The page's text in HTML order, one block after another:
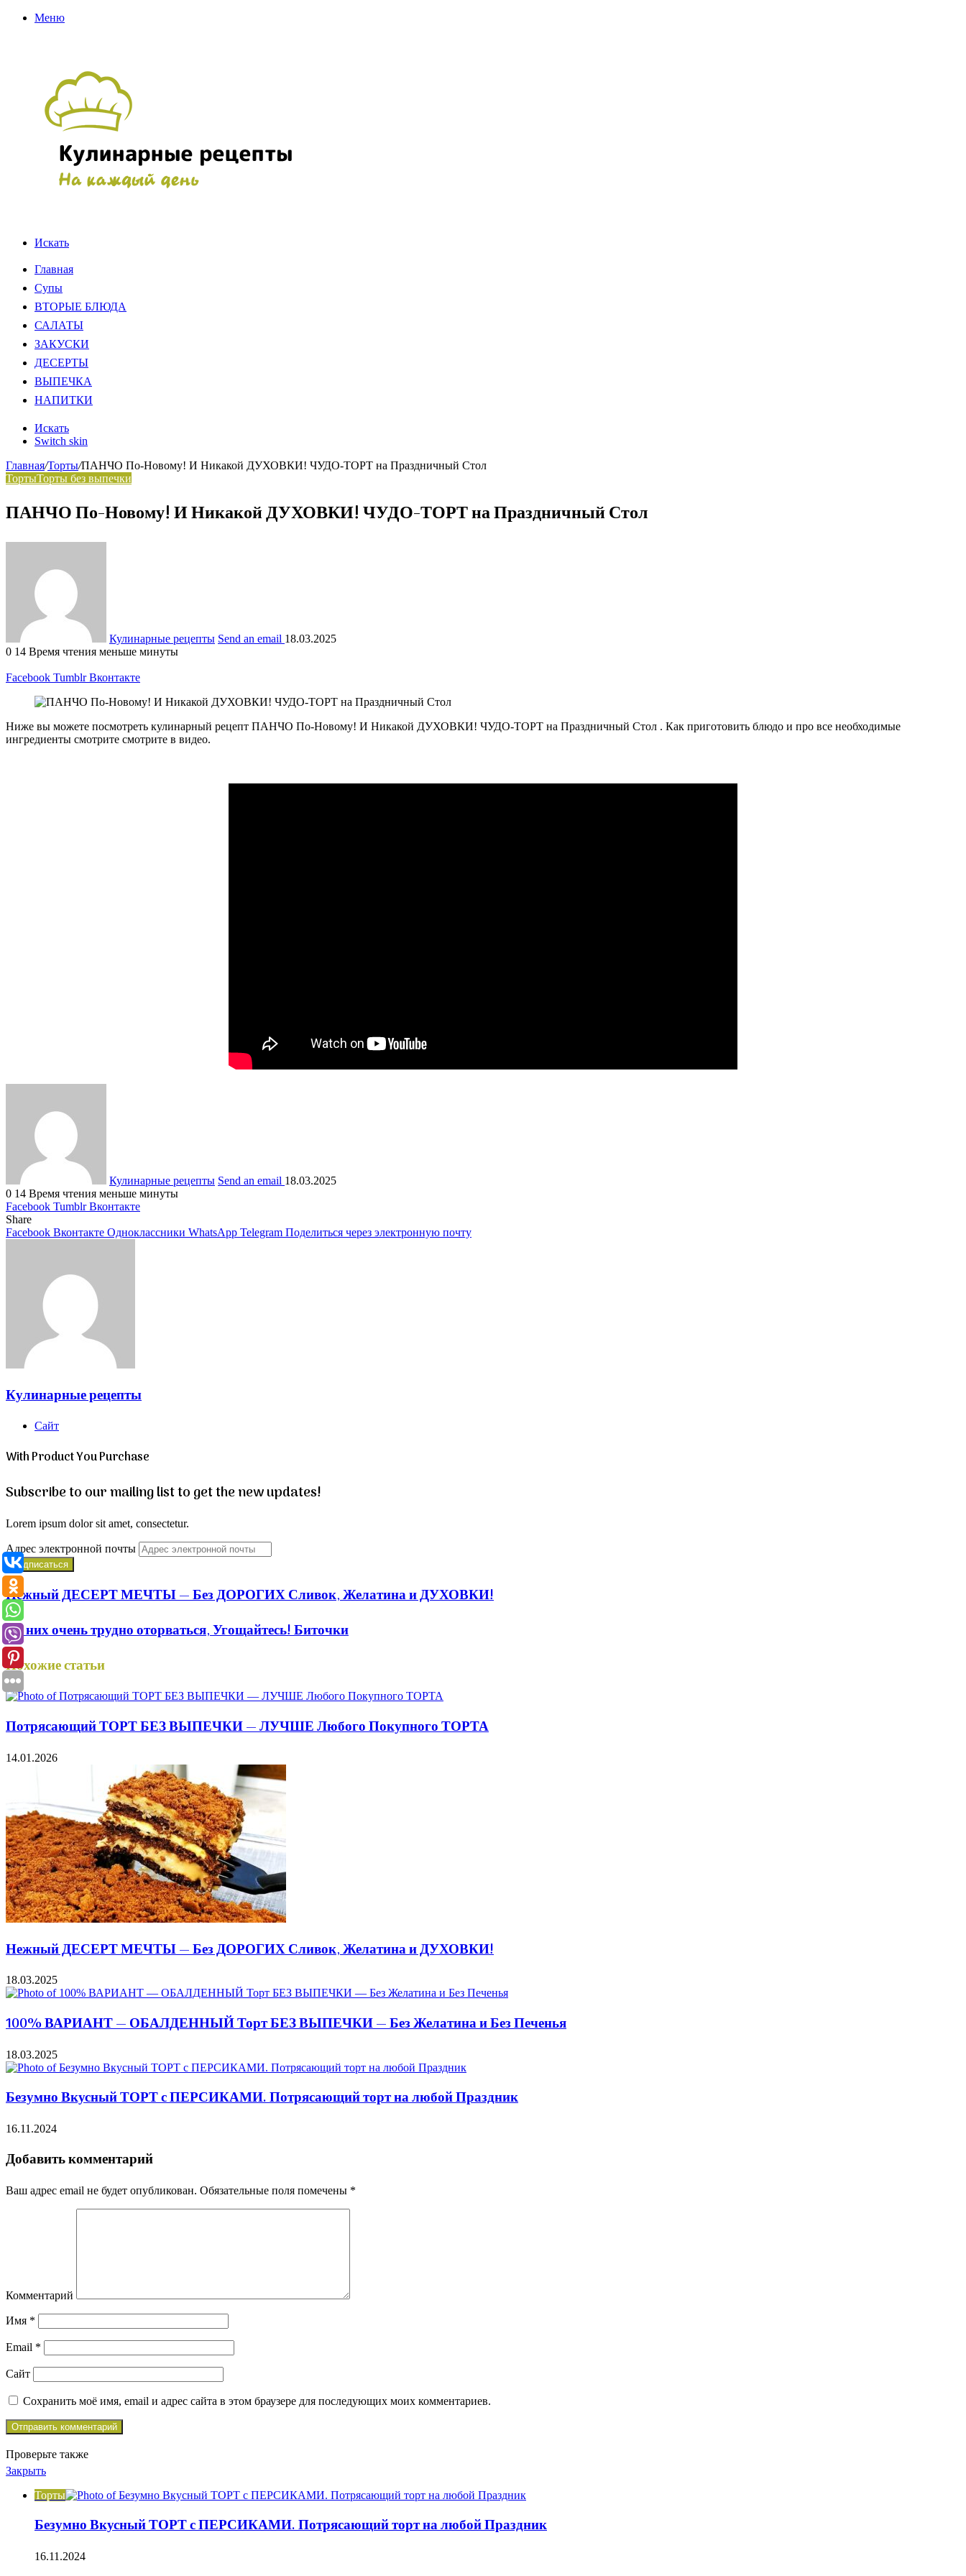
Меню
Искать
Главная
Супы
ВТОРЫЕ БЛЮДА
САЛАТЫ
ЗАКУСКИ
ДЕСЕРТЫ
ВЫПЕЧКА
НАПИТКИ
Искать
Switch skin
Главная/Торты/ПАНЧО По-Новому! И Никакой ДУХОВКИ! ЧУДО-ТОРТ на Праздничный Стол
ТортыТорты без выпечки
ПАНЧО По-Новому! И Никакой ДУХОВКИ! ЧУДО-ТОРТ на Праздничный Стол
Кулинарные рецепты Send an email 18.03.2025
0 14 Время чтения меньше минуты
Facebook Tumblr Вконтакте
Ниже вы можете посмотреть кулинарный рецепт ПАНЧО По-Новому! И Никакой ДУХОВКИ! ЧУДО-ТОРТ на Праздничный Стол . Как приготовить блюдо и про все необходимые
ингредиенты смотрите смотрите в видео.
Кулинарные рецепты Send an email 18.03.2025
0 14 Время чтения меньше минуты
Facebook Tumblr Вконтакте
Share
Facebook Вконтакте Одноклассники WhatsApp Telegram Поделиться через электронную почту
Кулинарные рецепты
Сайт
With Product You Purchase
Subscribe to our mailing list to get the new updates!
Lorem ipsum dolor sit amet, consectetur.
Адрес электронной почты
Нежный ДЕСЕРТ МЕЧТЫ — Без ДОРОГИХ Сливок, Желатина и ДУХОВКИ!
От них очень трудно оторваться, Угощайтесь! Биточки
Похожие статьи
Потрясающий ТОРТ БЕЗ ВЫПЕЧКИ — ЛУЧШЕ Любого Покупного ТОРТА
14.01.2026
Нежный ДЕСЕРТ МЕЧТЫ — Без ДОРОГИХ Сливок, Желатина и ДУХОВКИ!
18.03.2025
100% ВАРИАНТ — ОБАЛДЕННЫЙ Торт БЕЗ ВЫПЕЧКИ — Без Желатина и Без Печенья
18.03.2025
Безумно Вкусный ТОРТ с ПЕРСИКАМИ. Потрясающий торт на любой Праздник
16.11.2024
Добавить комментарий
Ваш адрес email не будет опубликован. Обязательные поля помечены *
Комментарий
Имя *
Email *
Сайт
Сохранить моё имя, email и адрес сайта в этом браузере для последующих моих комментариев.
Проверьте также
Закрыть
Торты
Безумно Вкусный ТОРТ с ПЕРСИКАМИ. Потрясающий торт на любой Праздник
16.11.2024